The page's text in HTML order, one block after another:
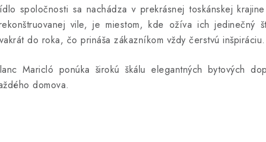
spoločnosti sa nachádza v prekrásnej toskánskej
vile, je miestom, kde ožíva ich jedinečný
do roka, čo prináša zákazníkom vždy čerstvú inšpiráciu.
Maricló ponúka širokú škálu elegantných bytových
domova.